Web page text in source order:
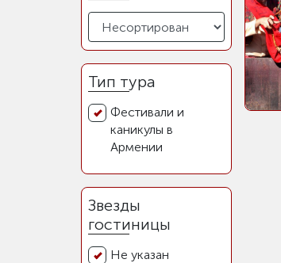
Тип тура
Фестивали и
каникулы в
Армении
Звезды
гостиницы
Не указан